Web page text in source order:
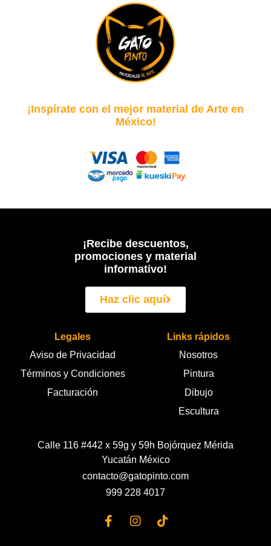
¡Inspírate con el mejor material de Arte en
México!
¡Recibe descuentos,
promociones y material
informativo!
Haz clic aquí
Legales
Aviso de Privacidad
Términos y Condiciones
Facturación
Links rápidos
Nosotros
Pintura
Dibujo
Escultura
Calle 116 #442 x 59g y 59h Bojórquez Mérida
Yucatán México
contacto@gatopinto.com
999 228 4017